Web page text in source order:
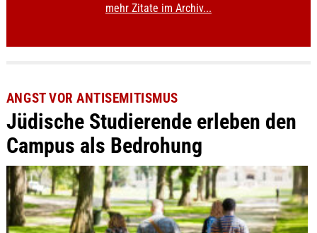
mehr Zitate im Archiv...
ANGST VOR ANTISEMITISMUS
Jüdische Studierende erleben den
Campus als Bedrohung